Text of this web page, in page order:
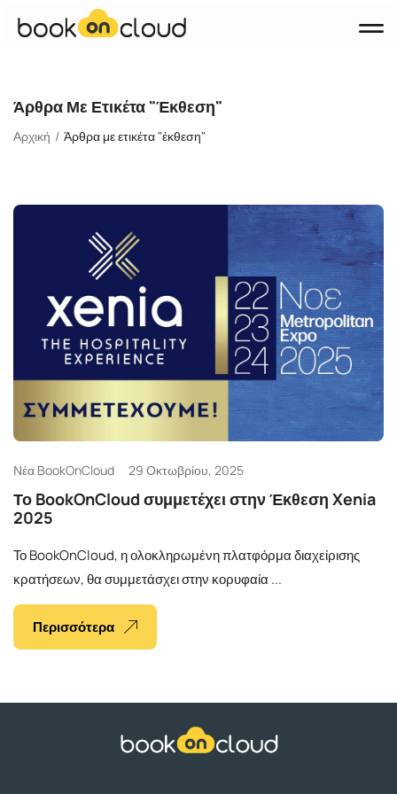
Booking Engine
Channel Manager
Websites
Σχετικά με εμάς
Επικοινωνία
KΛΕΊΣΤΕ DEMO
Άρθρα Με Ετικέτα "έκθεση"
Αρχική Άρθρα με ετικέτα "έκθεση"
Νέα BookOnCloud 29 Οκτωβρίου, 2025
Το BookOnCloud συμμετέχει στην Έκθεση Xenia
2025
Το BookOnCloud, η ολοκληρωμένη πλατφόρμα διαχείρισης
κρατήσεων, θα συμμετάσχει στην κορυφαία ...
Περισσότερα